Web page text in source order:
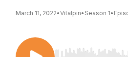
March 11, 2022•Vitalpin• Season 1•